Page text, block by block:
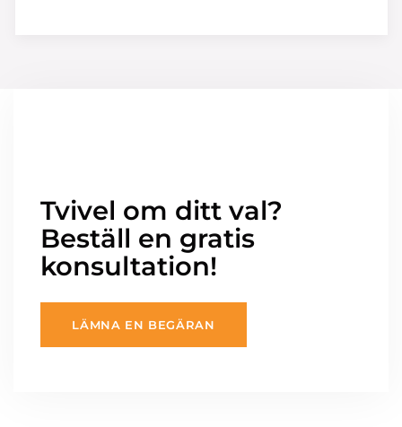
Tvivel om ditt val?
Beställ en gratis
konsultation!
LÄMNA EN BEGÄRAN